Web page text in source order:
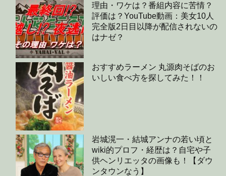
理由・ワケは？番組内容に苦情？
評価は？YouTube動画：美女10人
完全版2日目以降が配信されないの
はナゼ？
おすすめラーメン 丸源肉そばのお
いしい食べ方を探してみた！！
岩城滉一・結城アンナの若い頃と
wiki的プロフ・経歴は？自宅や子
供ヘンリエッタの画像も！【ダウ
ンタウンなう】